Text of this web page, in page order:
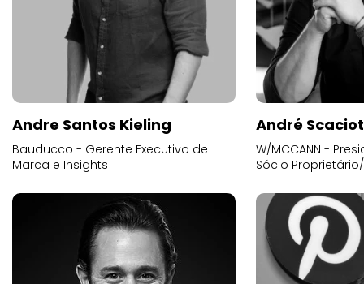
Andre Santos Kieling
Bauducco - Gerente Executivo de
Marca e Insights
André
W/MCCANN -
Sócio